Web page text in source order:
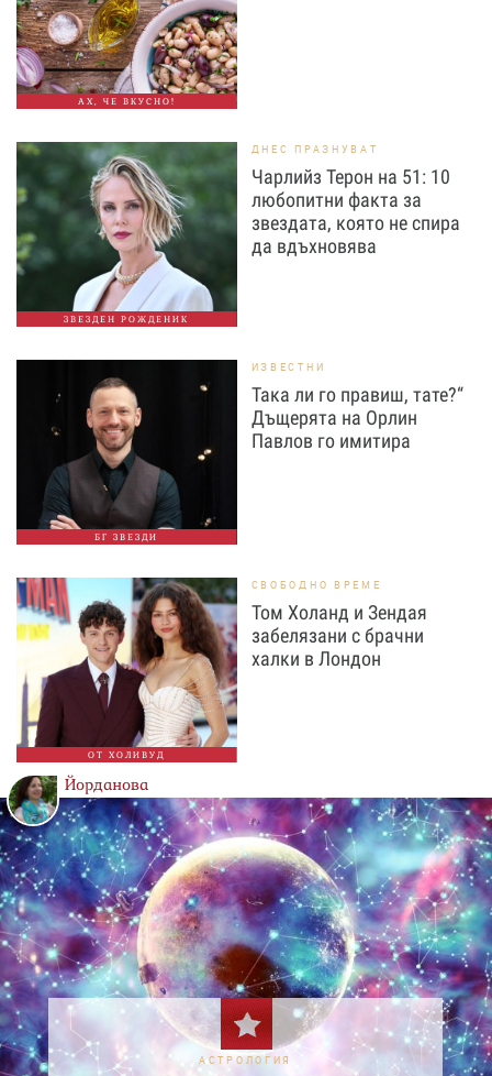
АХ, ЧЕ ВКУСНО!
ЗВЕЗДЕН РОЖДЕНИК
ДНЕС ПРАЗНУВАТ
Чарлийз Терон на 51: 10
любопитни факта за
звездата, която не спира
да вдъхновява
БГ ЗВЕЗДИ
ИЗВЕСТНИ
Така ли го правиш, тате?“
Дъщерята на Орлин
Павлов го имитира
ОТ ХОЛИВУД
СВОБОДНО ВРЕМЕ
Том Холанд и Зендая
забелязани с брачни
халки в Лондон
Йорданова
АСТРОЛОГИЯ